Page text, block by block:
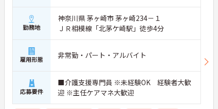
勤務地
神奈川県 茅ヶ崎市 茅ヶ崎234－１
ＪＲ相模線「北茅ケ崎駅」徒歩4分
雇用形態 非常勤・パート・アルバイト
応募要件
■介護支援専門員 ※未経験OK 経験者大歓
迎 ※主任ケアマネ大歓迎